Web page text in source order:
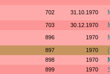
702 31.10.1970
703 30.12.1970
896 1970
897 1970
898 1970
899 1970